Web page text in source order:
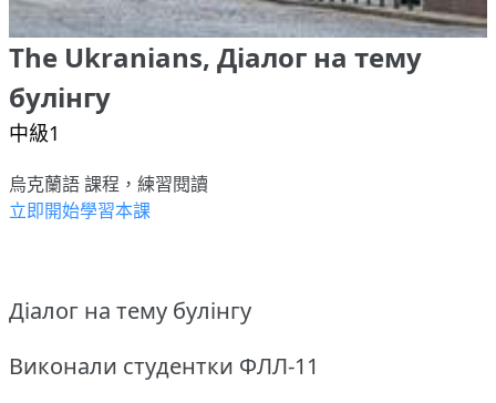
The Ukranians, Діалог на тему
булінгу
中級1
烏克蘭語 課程，練習閱讀
立即開始學習本課
Діалог на тему булінгу
Виконали студентки ФЛЛ-11